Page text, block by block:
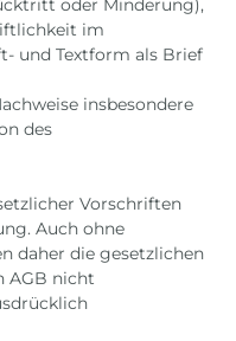
oder Minderung),
im
und Textform als Brief
insbesondere
des
Vorschriften
Auch ohne
daher die gesetzlichen
AGB nicht